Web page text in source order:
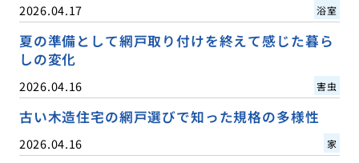
2026.04.17 浴室
夏の準備として網戸取り付けを終えて感じた暮ら
しの変化
2026.04.16 害虫
古い木造住宅の網戸選びで知った規格の多様性
2026.04.16 家